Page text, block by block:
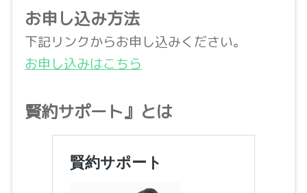
お申し込み方法
下記リンクからお申し込みください。
お申し込みはこちら
賢約サポート』とは